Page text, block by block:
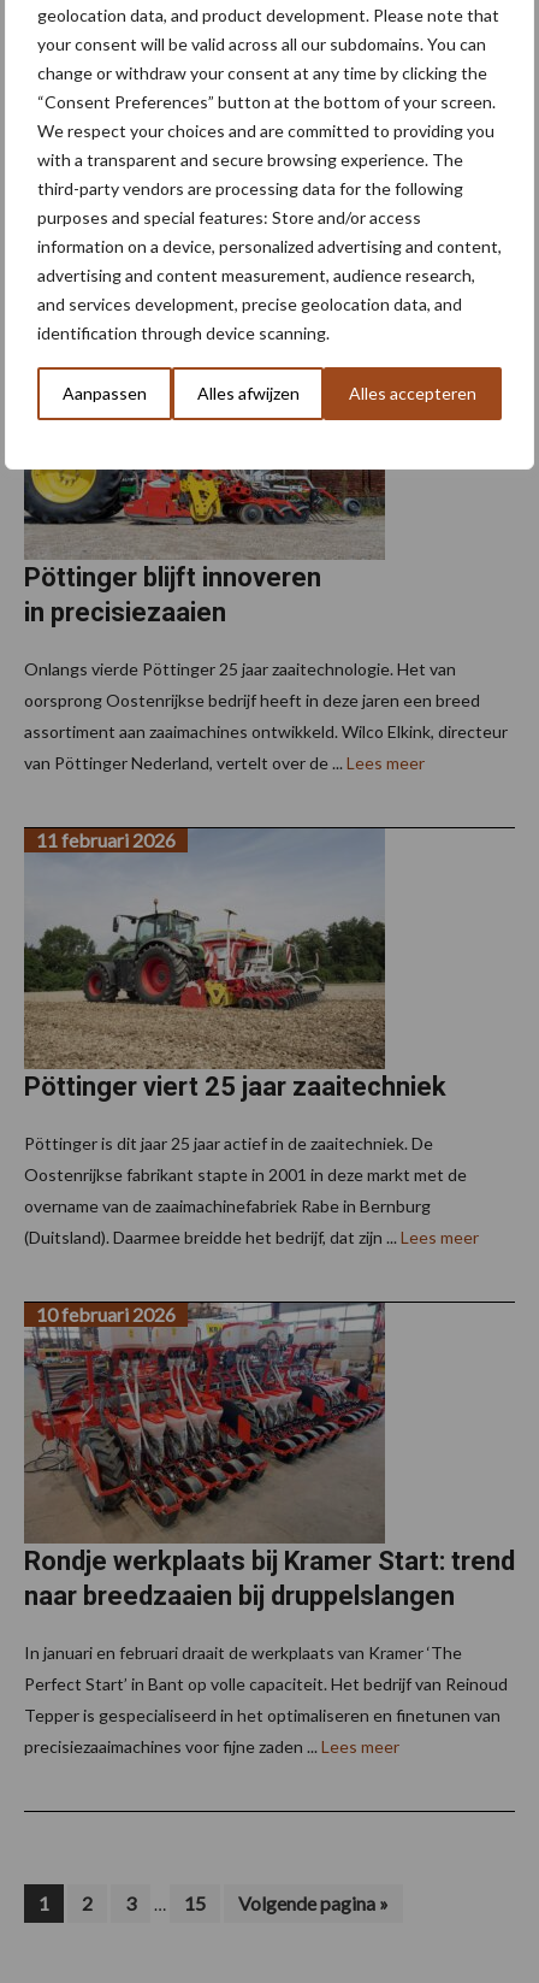
geolocation data, and product development. Please note that
your consent will be valid across all our subdomains. You can
change or withdraw your consent at any time by clicking the
“Consent Preferences” button at the bottom of your screen.
We respect your choices and are committed to providing you
with a transparent and secure browsing experience. The
third-party vendors are processing data for the following
purposes and special features: Store and/or access
information on a device, personalized advertising and content,
advertising and content measurement, audience research,
and services development, precise geolocation data, and
identification through device scanning.
Aanpassen Alles afwijzen Alles accepteren
Hegro buikdrukset: aandrukken onder de
trekker zonder verlies van stuurprecisie
Aandrukrollen vóór of achter de trekker zijn gemeengoed, maar
aandrukken ónder de trekker is minder gangbaar. Machinebouwer
Hegro monteert momenteel volop de zogeheten buikdrukset.
Een centraal geplaatste aandrukwielset die het ...Lees meer
Pöttinger blijft innoveren
in precisiezaaien
Onlangs vierde Pöttinger 25 jaar zaaitechnologie. Het van
oorsprong Oostenrijkse bedrijf heeft in deze jaren een breed
assortiment aan zaaimachines ontwikkeld. Wilco Elkink, directeur
van Pöttinger Nederland, vertelt over de ... Lees meer
Pöttinger viert 25 jaar zaaitechniek
11 februari 2026
Pöttinger is dit jaar 25 jaar actief in de zaaitechniek. De
Oostenrijkse fabrikant stapte in 2001 in deze markt met de
overname van de zaaimachinefabriek Rabe in Bernburg
(Duitsland). Daarmee breidde het bedrijf, dat zijn ... Lees meer
Rondje werkplaats bij Kramer Start: trend
naar breedzaaien bij druppelslangen
10 februari 2026
In januari en februari draait de werkplaats van Kramer ‘The
Perfect Start’ in Bant op volle capaciteit. Het bedrijf van Reinoud
Tepper is gespecialiseerd in het optimaliseren en finetunen van
precisiezaaimachines voor fijne zaden ... Lees meer
Pagina
1 Pagina
2 Pagina
3
Interim
… Pagina
15
Ga
naar
Volgende pagina »